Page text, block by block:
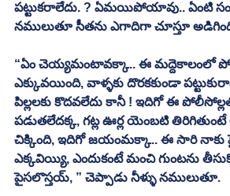
పట్టుకరాలేదు. ? ఏమయిపోయావు.. ఏంటి
నములుతూ సీతను ఎగాదిగా చూస్తూ
“ఏం చెయ్యమంటావక్కా.. ఈ మద్దెకాలంలో
ఎక్కువయింది, వాళ్ళకు దొరకకుండా
పిల్లలకు కొదవలేదు కానీ ! ఇదిగో ఈ
పడుతలేదక్క, గట్ల ఊర్ల యెంబటి
చిక్కింది, ఇదిగో జయంమక్కా.. ఈ సారి నాకు
ఎక్కవియ్యి, ఎందుకంటే మంచి గుంటను
పైసలొస్తయ్, ” చెప్పాడు నీళ్ళు నములుతూ.